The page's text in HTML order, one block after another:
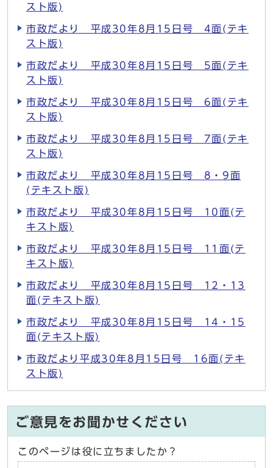
スト版)
市政だより 平成30年8月15日号 4面(テキ
スト版)
市政だより 平成30年8月15日号 5面(テキ
スト版)
市政だより 平成30年8月15日号 6面(テキ
スト版)
市政だより 平成30年8月15日号 7面(テキ
スト版)
市政だより 平成30年8月15日号 8・9面
(テキスト版)
市政だより 平成30年8月15日号 10面(テ
キスト版)
市政だより 平成30年8月15日号 11面(テ
キスト版)
市政だより 平成30年8月15日号 12・13
面(テキスト版)
市政だより 平成30年8月15日号 14・15
面(テキスト版)
市政だより平成30年8月15日号 16面(テキ
スト版)
ご意見をお聞かせください
このページは役に立ちましたか？